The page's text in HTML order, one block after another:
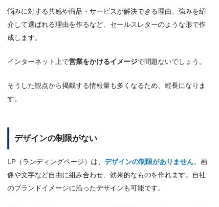
悩みに対する共感や商品・サービスが解決できる理由、強みを紹
介して選ばれる理由を作るなど、セールスレターのような形で作
成します。
インターネット上で営業をかけるイメージで問題ないでしょう。
そうした観点から掲載する情報量も多くなるため、縦長になりま
す。
デザインの制限がない
LP（ランディングページ）は、 デザインの制限がありません。画
像や文字など自由に組み合わせ、効果的なものを作れます。自社
のブランドイメージに沿ったデザインも可能です。